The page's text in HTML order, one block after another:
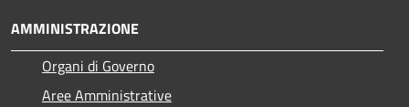
AMMINISTRAZIONE
Organi di Governo
Aree Amministrative